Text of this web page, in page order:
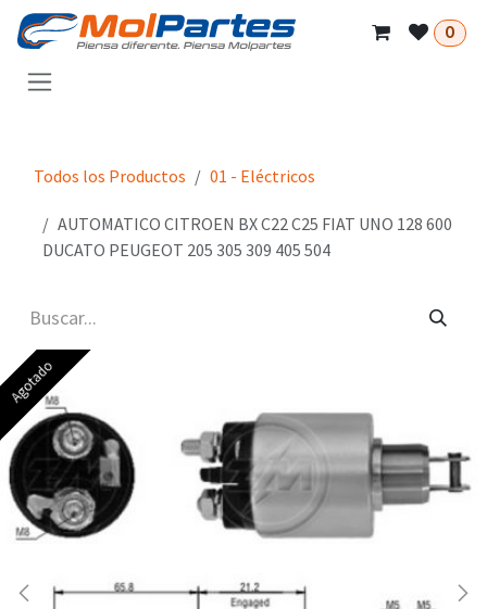
Ir al contenido
0
Todos los Productos 01 - Eléctricos
AUTOMATICO CITROEN BX C22 C25 FIAT UNO 128 600
DUCATO PEUGEOT 205 305 309 405 504
Agotado
Agotado